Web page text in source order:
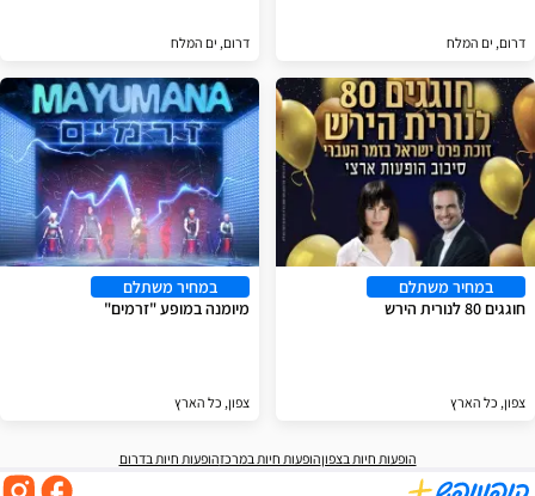
דרום, ים המלח דרום, ים המלח
במחיר משתלם
חוגגים 80 לנורית הירש
צפון, כל הארץ
במחיר משתלם
מיומנה במופע "זרמים"
צפון, כל הארץ
הופעות חיות בצפוןהופעות חיות במרכזהופעות חיות בדרום